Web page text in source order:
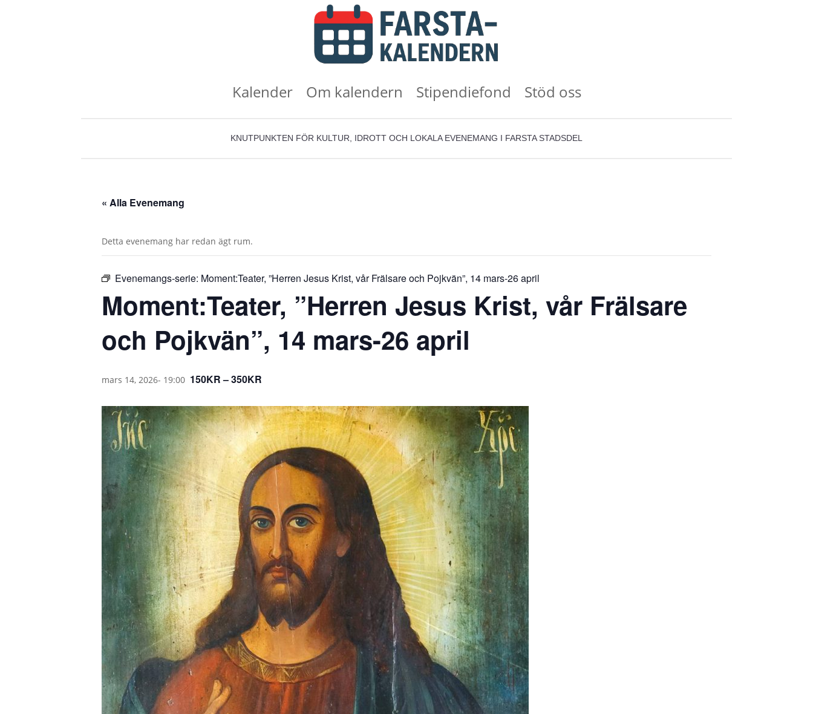
Kalender Om kalendern Stipendiefond Stöd oss
KNUTPUNKTEN FÖR KULTUR, IDROTT OCH LOKALA EVENEMANG I FARSTA STADSDEL
« Alla Evenemang
Detta evenemang har redan ägt rum.
Evenemangs-serie: Moment:Teater, ”Herren Jesus Krist, vår Frälsare och Pojkvän”, 14 mars-26 april
Moment:Teater, ”Herren Jesus Krist, vår Frälsare
och Pojkvän”, 14 mars-26 april
mars 14, 2026- 19:00 150KR – 350KR